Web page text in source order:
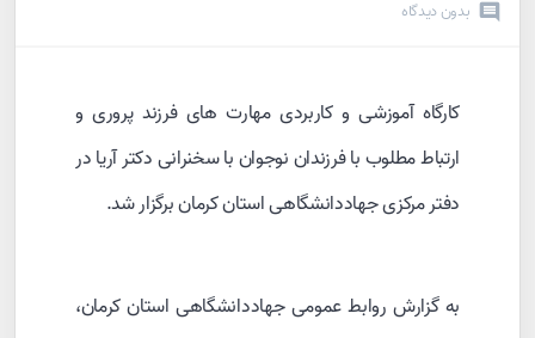
بدون دیدگاه
کارگاه آموزشی و کاربردی مهارت های فرزند پروری و
ارتباط مطلوب با فرزندان نوجوان با سخنرانی دکتر آریا در
دفتر مرکزی جهاددانشگاهی استان کرمان برگزار شد.
به گزارش روابط عمومی جهاددانشگاهی استان کرمان،